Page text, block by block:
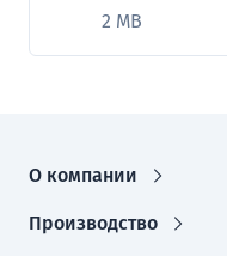
2 MB
О компании
Производство